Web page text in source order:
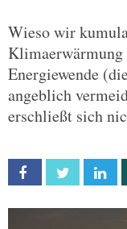
Wieso wir
Klimaerwärmung
Energiewende
angeblich
erschließt sich
Facebook Twitter